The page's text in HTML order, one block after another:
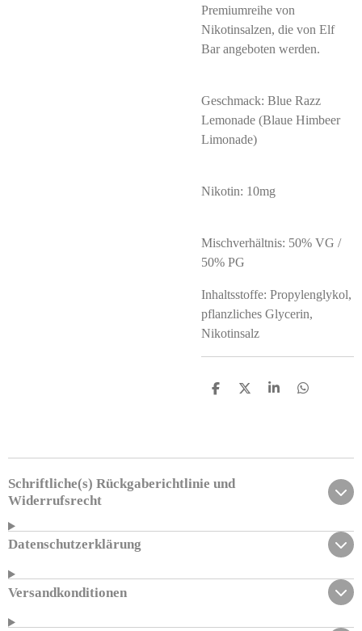
Premiumreihe von
Nikotinsalzen, die von Elf
Bar angeboten werden.
Geschmack: Blue Razz
Lemonade (Blaue Himbeer
Limonade)
Nikotin: 10mg
Mischverhältnis: 50% VG /
50% PG
Inhaltsstoffe: Propylenglykol,
pflanzliches Glycerin,
Nikotinsalz
T
n
T
n
T
n
T
n
Schriftliche(s) Rückgaberichtlinie und
Widerrufsrecht
Datenschutzerklärung
Versandkonditionen